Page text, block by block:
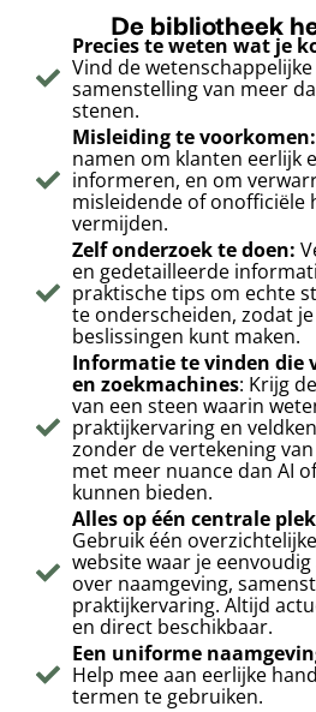
De bibliotheek
Precies te weten wat je
Vind de
samenstelling van meer
stenen.
Misleiding te voorkomen:
namen om klanten eerlijk
informeren, en om
misleidende of onofficiële
vermijden.
Zelf onderzoek te doen:
en gedetailleerde
praktische tips om echte
te onderscheiden, zodat
beslissingen kunt maken.
Informatie te vinden die
en zoekmachines: Krijg
van een steen waarin
praktijkervaring en
zonder de vertekening
met meer nuance dan AI
kunnen bieden.
Alles op één centrale
Gebruik één
website waar je
over naamgeving,
praktijkervaring. Altijd
en direct beschikbaar.
Een uniforme
Help mee aan eerlijke
termen te gebruiken.